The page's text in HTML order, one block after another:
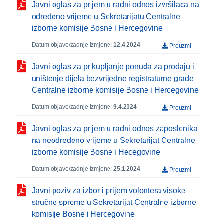
Javni oglas za prijem u radni odnos izvršilaca na
određeno vrijeme u Sekretarijatu Centralne
izborne komisije Bosne i Hercegovine
Datum objave/zadnje izmjene: 12.4.2024 Preuzmi
Javni oglas za prikupljanje ponuda za prodaju i
uništenje dijela bezvrijedne registraturne građe
Centralne izborne komisije Bosne i Hercegovine
Datum objave/zadnje izmjene: 9.4.2024 Preuzmi
Javni oglas za prijem u radni odnos zaposlenika
na neodređeno vrijeme u Sekretarijat Centralne
izborne komisije Bosne i Hecegovine
Datum objave/zadnje izmjene: 25.1.2024 Preuzmi
Javni poziv za izbor i prijem volontera visoke
stručne spreme u Sekretarijat Centralne izborne
komisije Bosne i Hercegovine